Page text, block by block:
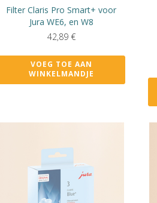
Filter Claris Pro Smart+ voor
Jura WE6, en W8
42,89 €
VOEG TOE AAN
WINKELMANDJE